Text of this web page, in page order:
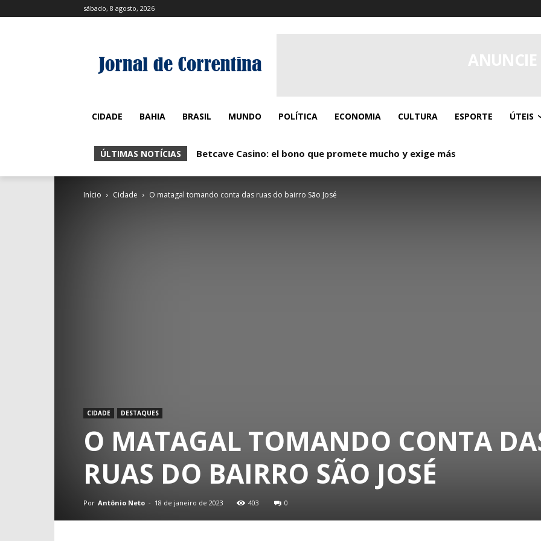
sábado, 8 agosto, 2026
CIDADE BAHIA BRASIL MUNDO POLÍTICA ECONOMIA CULTURA ESPORTE ÚTEIS
ÚLTIMAS NOTÍCIAS Betcave Casino: el bono que promete mucho y exige más
Início Cidade O matagal tomando conta das ruas do bairro São José
CIDADE DESTAQUES
O MATAGAL TOMANDO CONTA
RUAS DO BAIRRO SÃO JOSÉ
Por Antônio Neto - 18 de janeiro de 2023 403 0